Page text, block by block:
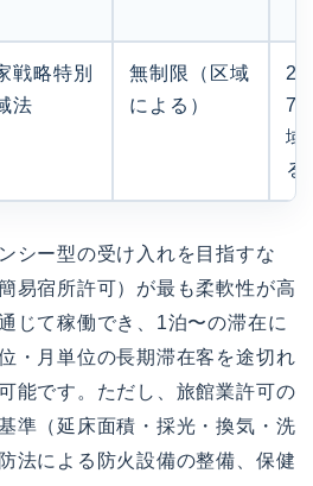
戦略特別
法
無制限（区域
による）
2
7
域
る
シー型の受け入れを目指すな
易宿所許可）が最も柔軟性が高
じて稼働でき、1泊〜の滞在に
・月単位の長期滞在客を途切れ
能です。ただし、旅館業許可の
準（延床面積・採光・換気・洗
法による防火設備の整備、保健